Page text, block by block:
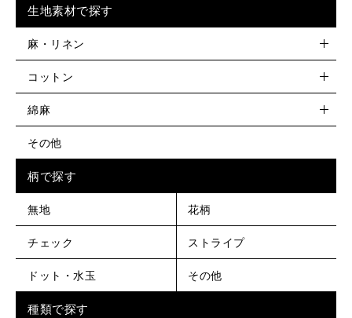
生地素材で探す
麻・リネン
コットン
綿麻
その他
柄で探す
無地 花柄
チェック ストライプ
ドット・水玉 その他
種類で探す